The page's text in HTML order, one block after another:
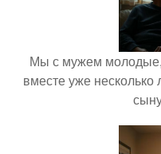
Мы с мужем молодые,
вместе уже несколько